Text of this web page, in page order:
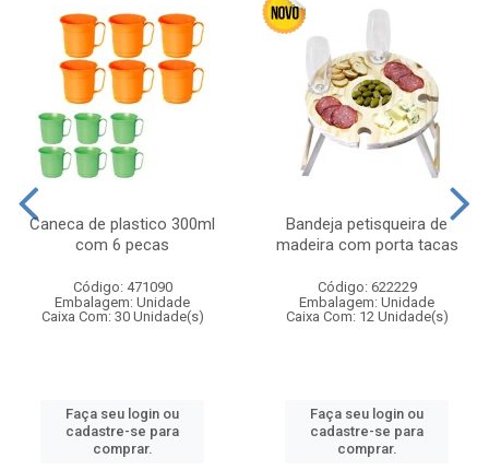
Caneca de plastico 300ml
com 6 pecas
Código: 471090
Embalagem: Unidade
Caixa Com: 30 Unidade(s)
Faça seu login ou
cadastre-se para
comprar.
Bandeja petisqueira de
madeira com porta tacas
Código: 622229
Embalagem: Unidade
Caixa Com: 12 Unidade(s)
Faça seu login ou
cadastre-se para
comprar.